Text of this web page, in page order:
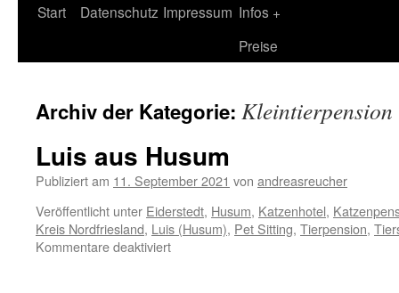
Zum
Start Datenschutz Impressum Infos +
Preise
Archiv der Kategorie: Kleintierpension
Luis aus Husum
Publiziert am 11. September 2021 von andreasreucher
Veröffentlicht unter Eiderstedt, Husum, Katzenhotel,
Kreis Nordfriesland, Luis (Husum), Pet Sitting, Tierpension,
Kommentare deaktiviertfür